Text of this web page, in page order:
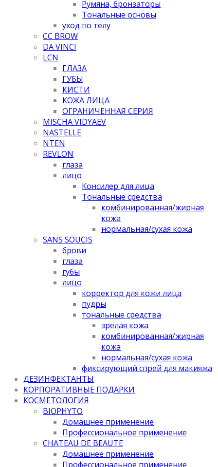
Румяна, бронзаторы
Тональные основы
уход по телу
CC BROW
DA VINCI
LCN
ГЛАЗА
ГУБЫ
КИСТИ
КОЖА ЛИЦА
ОГРАНИЧЕННАЯ СЕРИЯ
MISCHA VIDYAEV
NASTELLE
NTEN
REVLON
глаза
лицо
Консилер для лица
Тональные средства
комбинированная/жирная
кожа
нормальная/cухая кожа
SANS SOUCIS
брови
глаза
губы
лицо
корректор для кожи лица
пудры
тональные средства
зрелая кожа
комбинированная/жирная
кожа
нормальная/cухая кожа
фиксирующий спрей для макияжа
ДЕЗИНФЕКТАНТЫ
КОРПОРАТИВНЫЕ ПОДАРКИ
КОСМЕТОЛОГИЯ
BIOPHYTO
Домашнее применение
Профессиональное применение
CHATEAU DE BEAUTE
Домашнее применение
Профессиональное применение